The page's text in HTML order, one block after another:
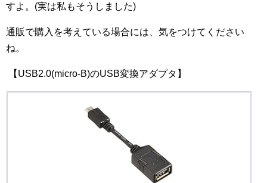
すよ。(実は私もそうしました)
通販で購入を考えている場合には、気をつけてください
ね。
【USB2.0(micro-B)のUSB変換アダプタ】